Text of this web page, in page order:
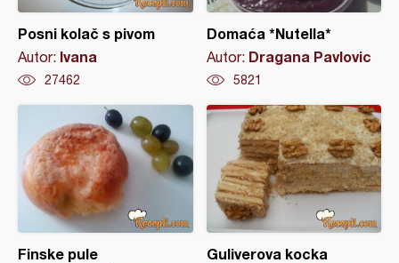
Posni kolač s pivom
Autor: Ivana
27462
Domaća *Nutella*
Autor: Dragana Pavlovic
5821
Finske pule Guliverova kocka